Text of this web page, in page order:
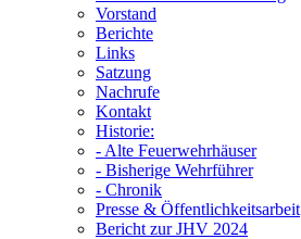
Vorstand
Berichte
Links
Satzung
Nachrufe
Kontakt
Historie:
- Alte Feuerwehrhäuser
- Bisherige Wehrführer
- Chronik
Presse & Öffentlichkeitsarbeit
Bericht zur JHV 2024